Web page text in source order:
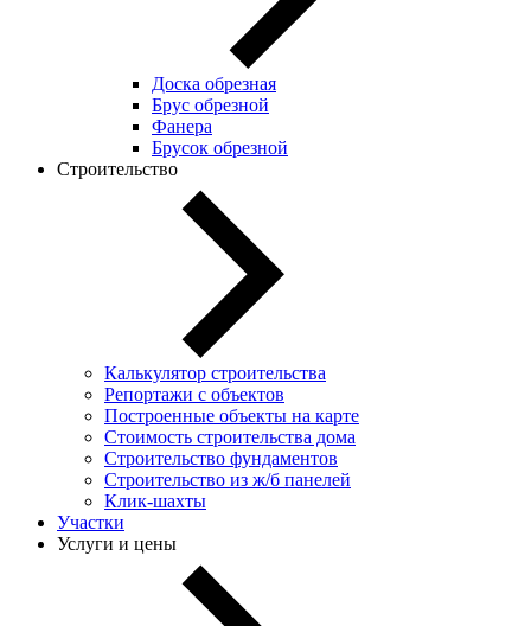
Доска обрезная
Брус обрезной
Фанера
Брусок обрезной
Строительство
Калькулятор строительства
Репортажи с объектов
Построенные объекты на карте
Стоимость строительства дома
Строительство фундаментов
Строительство из ж/б панелей
Клик-шахты
Участки
Услуги и цены